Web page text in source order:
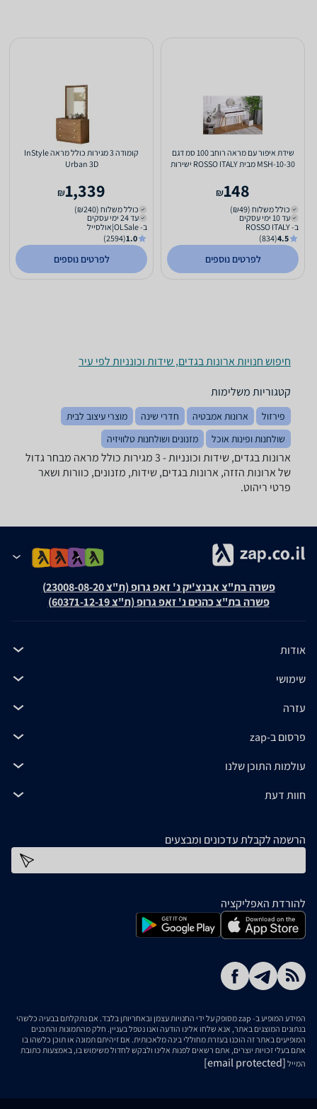
שידת איפור עם מראה רוחב 100 סמ דגם
MSH-10-30 מבית ROSSO ITALY ישירות
148
₪
כולל משלוח (₪49)
עד 10 ימי עסקים
ב- ROSSO ITALY
4.5
(834)
לפרטים נוספים
קומודה 3 מגירות כולל מראה InStyle
Urban 3D
1,339
₪
כולל משלוח (₪240)
עד 24 ימי עסקים
ב- OLSale|אולסייל
1.0
(2594)
לפרטים נוספים
חיפוש חנויות ארונות בגדים, שידות וכונניות לפי עיר
קטגוריות משלימות
פירזול ארונות אמבטיה חדרי שינה
מוצרי עיצוב לבית
שולחנות ופינות אוכל
מזנונים ושולחנות טלוויזיה
ארונות בגדים, שידות וכונניות - ‏3 מגירות ‏כולל מראה מבחר גדול
של ארונות הזזה, ארונות בגדים, שידות, מזנונים, כוורות ושאר
פרטי ריהוט.
פשרה בת"צ אבנצ'יק נ' זאפ גרופ (ת"צ 23008-08-20)
פשרה בת"צ כהנים נ' זאפ גרופ (ת"צ 60371-12-19)
אודות
שימושי
עזרה
פרסום ב-zap
עולמות התוכן שלנו
חוות דעת
הרשמה לקבלת עדכונים ומבצעים
להורדת האפליקציה
המידע המופיע ב- zap מסופק על ידי החנויות עצמן ובאחריותן בלבד. אם נתקלתם בבעיה כלשהי
בנתונים המוצגים באתר, אנא שלחו אלינו הודעה ואנו נטפל בעניין. חלק מהתמונות והתכנים
המופיעים באתר זה הוכנו בעזרת מחוללי בינה מלאכותית. אם זיהיתם תמונה או תוכן כלשהו בו
אתם בעלי זכויות יוצרים, אתם רשאים לפנות אלינו ולבקש לחדול משימוש בו, באמצעות כתובת
המייל [email protected]